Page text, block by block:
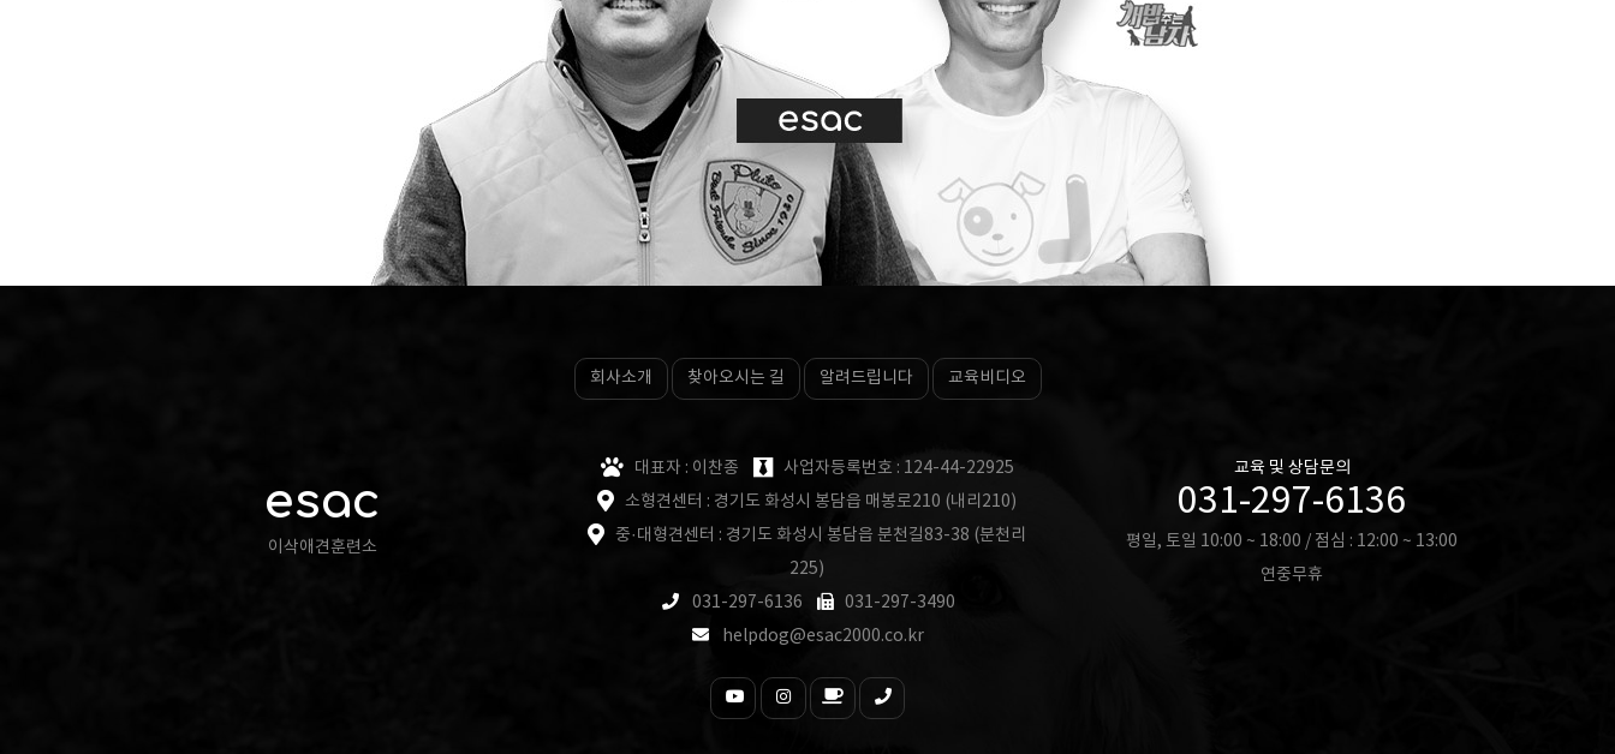
회사소개 찾아오시는 길 알려드립니다 교육비디오
esac
이삭애견훈련소
대표자 : 이찬종
사업자등록번호 : 124-44-22925
소형견센터 : 경기도 화성시 봉담읍 매봉로210 (내리210)
중·대형견센터 : 경기도 화성시 봉담읍 분천길83-38 (분천리
225)
031-297-6136
031-297-3490
helpdog@esac2000.co.kr
교육 및 상담문의
031-297-6136
평일, 토일 10:00 ~ 18:00 / 점심 : 12:00 ~ 13:00
연중무휴